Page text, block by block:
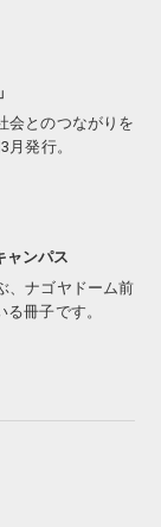
会とのつながりを
発行。
ャンパス
、ナゴヤドーム前
冊子です。